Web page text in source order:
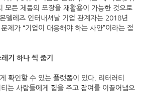
모든 제품의 포장을 재활용이 가능한 것으로
델레즈 인터내셔날 기업 관계자는 2018년
제가 “기업이 대응해야 하는 사안”이라는 점
기 하나 씩 줍기
확인할 수 있는 플랫폼이 있다. 리터러티
는 사람들에게 힘을 주고 참여를 이끌어냄으